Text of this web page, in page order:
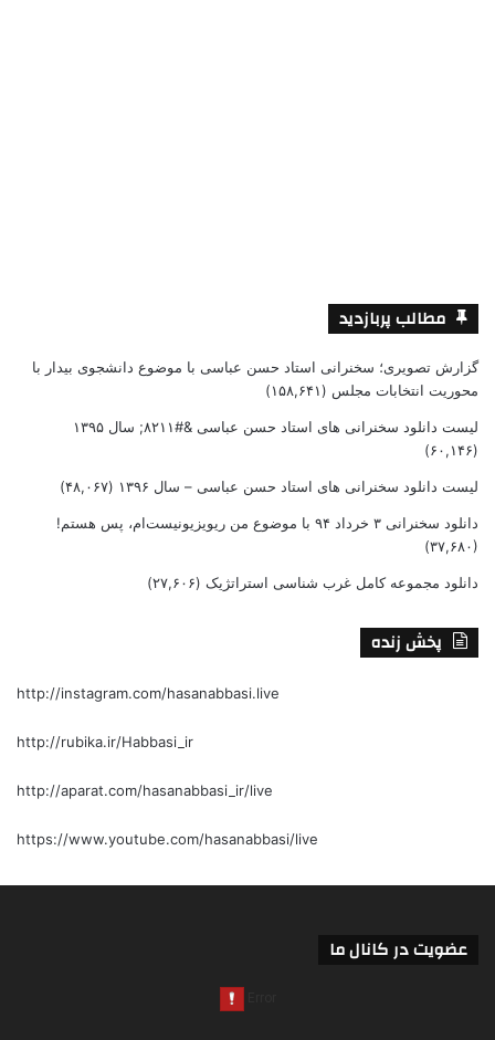
مطالب پربازدید
گزارش تصویری؛ سخنرانی استاد حسن عباسی با موضوع دانشجوی بیدار با
محوریت انتخابات مجلس (۱۵۸,۶۴۱)
لیست دانلود سخنرانی های استاد حسن عباسی &#۸۲۱۱; سال ۱۳۹۵
(۶۰,۱۴۶)
لیست دانلود سخنرانی های استاد حسن عباسی – سال ۱۳۹۶ (۴۸,۰۶۷)
دانلود سخنرانی ۳ خرداد ۹۴ با موضوع من ریویزیونیست‌ام، پس هستم!
(۳۷,۶۸۰)
دانلود مجموعه کامل غرب شناسی استراتژیک (۲۷,۶۰۶)
پخش زنده
http://instagram.com/hasanabbasi.live
http://rubika.ir/Habbasi_ir
http://aparat.com/hasanabbasi_ir/live
https://www.youtube.com/hasanabbasi/live
عضویت در کانال ما